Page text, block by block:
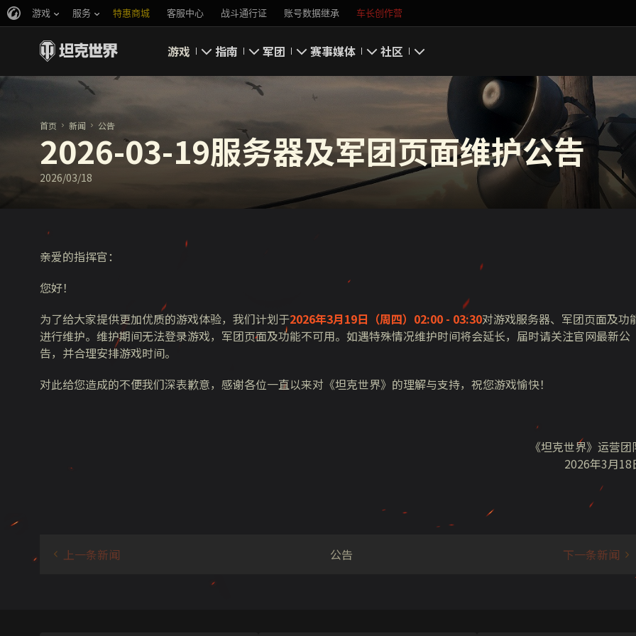
游戏 服务 特惠商城 客服中心 战斗通行证 账号数据继承 车长创作营
游戏
坦克百科
指南
新手指南
高级用户
完整指南
经济系统
军团
要塞
军团评级
赛事媒体
游戏截图
游戏音乐
社区
我的资料
搜索玩家
官方自媒体
首页 新闻 公告
2026-03-19服务器及军团页面维护公告
2026/03/18
亲爱的指挥官：
您好！
为了给大家提供更加优质的游戏体验，我们计划于2026年3月19日（周四）02:00 - 03:30对游戏服务器、军团页面及功
进行维护。维护期间无法登录游戏，军团页面及功能不可用。如遇特殊情况维护时间将会延长，届时请关注官网最新公
告，并合理安排游戏时间。
对此给您造成的不便我们深表歉意，感谢各位一直以来对《坦克世界》的理解与支持，祝您游戏愉快！
《坦克世界》运营团
2026年3月18
上一条新闻 公告 下一条新闻